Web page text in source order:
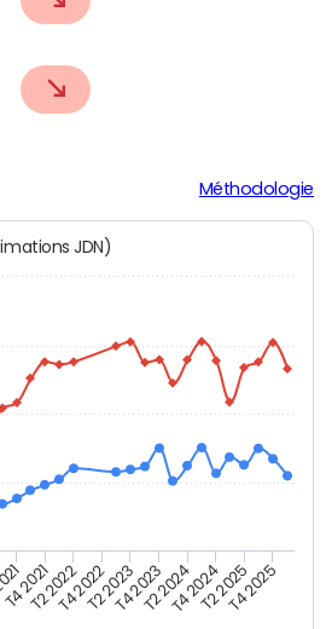
Méthodologie
: estimations JDN)
T4 2021T2 2022T4 2022T2 2023T4 2023T2 2024T4 2024T2 2025T4 2025